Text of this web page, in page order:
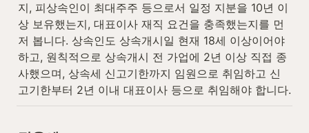
지, 피상속인이 최대주주 등으로서 일정 지분을 10년 이
상 보유했는지, 대표이사 재직 요건을 충족했는지를 먼
저 봅니다. 상속인도 상속개시일 현재 18세 이상이어야
하고, 원칙적으로 상속개시 전 가업에 2년 이상 직접 종
사했으며, 상속세 신고기한까지 임원으로 취임하고 신
고기한부터 2년 이내 대표이사 등으로 취임해야 합니다.